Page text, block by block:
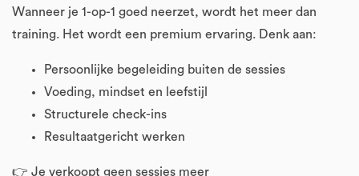
Wanneer je 1-op-1 goed neerzet, wordt het meer dan
training. Het wordt een premium ervaring. Denk aan:
Persoonlijke begeleiding buiten de sessies
Voeding, mindset en leefstijl
Structurele check-ins
Resultaatgericht werken
👉 Je verkoopt geen sessies meer